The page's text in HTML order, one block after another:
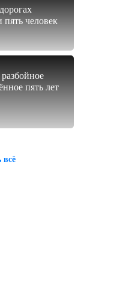
пять человек
пять лет
всё